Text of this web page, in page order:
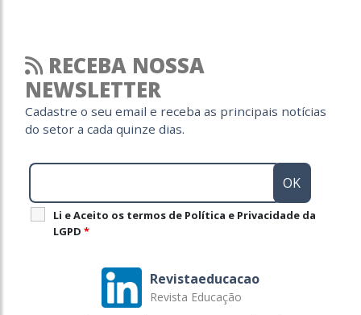
RECEBA NOSSA
NEWSLETTER
Cadastre o seu email e receba as principais notícias
do setor a cada quinze dias.
Li e Aceito os termos de Política e Privacidade da
LGPD *
Revistaeducacao
Revista Educação